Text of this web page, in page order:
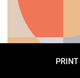
PRINT